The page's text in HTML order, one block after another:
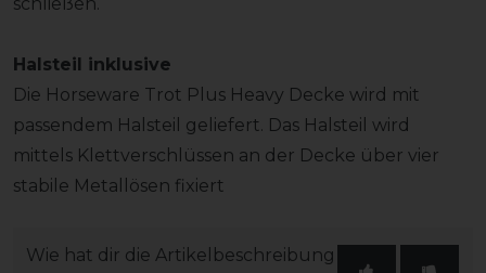
Halsteil inklusive
Die Horseware Trot Plus Heavy Decke wird mit
passendem Halsteil geliefert. Das Halsteil wird
mittels Klettverschlüssen an der Decke über vier
stabile Metallösen fixiert
Wie hat dir die Artikelbeschreibung